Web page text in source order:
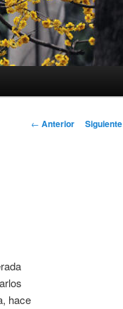
Navegación
← Anterior Siguiente
hace